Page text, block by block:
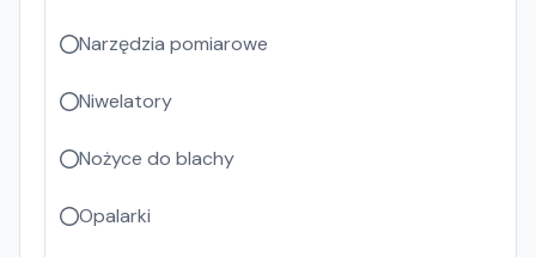
Narzędzia pomiarowe
Niwelatory
Nożyce do blachy
Opalarki